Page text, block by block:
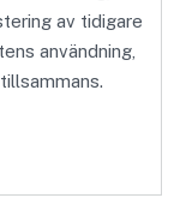
av tidigare
användning,